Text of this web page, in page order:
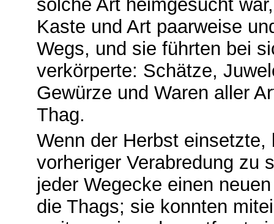
solche Art heimgesucht
Kaste und Art paarweise
Wegs, und sie führten bei
verkörperte: Schätze,
Gewürze und Waren aller
Thag.
Wenn der Herbst
vorheriger Verabredung zu
jeder Wegecke einen
die Thags; sie konnten